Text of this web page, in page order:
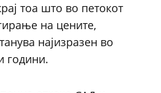
тоа што во петокот
на цените,
најизразен во
години.